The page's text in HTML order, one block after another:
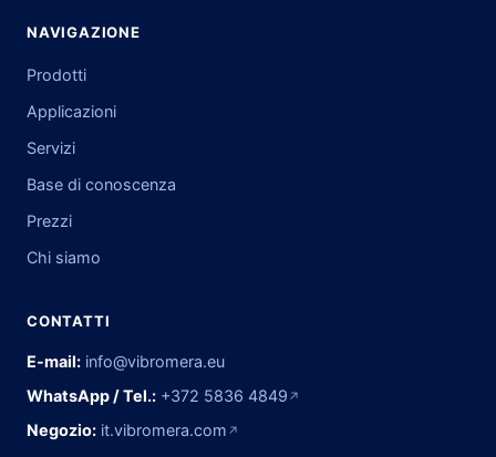
NAVIGAZIONE
Prodotti
Applicazioni
Servizi
Base di conoscenza
Prezzi
Chi siamo
CONTATTI
E-mail: info@vibromera.eu
WhatsApp / Tel.: +372 5836 4849 ↗
Negozio: it.vibromera.com ↗